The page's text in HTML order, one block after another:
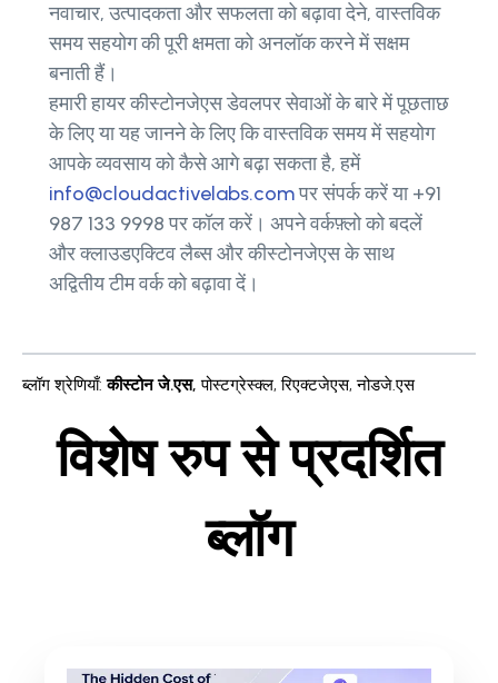
नवाचार, उत्पादकता और सफलता को बढ़ावा देने, वास्तविक
समय सहयोग की पूरी क्षमता को अनलॉक करने में सक्षम
बनाती हैं।
हमारी हायर कीस्टोनजेएस डेवलपर सेवाओं के बारे में पूछताछ
के लिए या यह जानने के लिए कि वास्तविक समय में सहयोग
आपके व्यवसाय को कैसे आगे बढ़ा सकता है, हमें
info@cloudactivelabs.comपर संपर्क करें या +91
987 133 9998 पर कॉल करें। अपने वर्कफ़्लो को बदलें
और क्लाउडएक्टिव लैब्स और कीस्टोनजेएस के साथ
अद्वितीय टीम वर्क को बढ़ावा दें।
ब्लॉग श्रेणियाँ: कीस्टोन जे.एस, पोस्टग्रेस्क्ल,रिएक्टजेएस,नोडजे.एस
विशेष रुप से प्रदर्शित
ब्लॉग